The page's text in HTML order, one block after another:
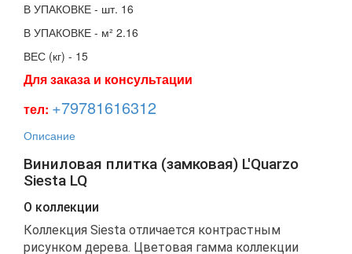
В УПАКОВКЕ - шт. 16
В УПАКОВКЕ - м² 2.16
ВЕС (кг) - 15
Для заказа и консультации
тел: +79781616312
Описание
Виниловая плитка (замковая) L'Quarzo
Siesta LQ
О коллекции
Коллекция Siesta отличается контрастным
рисунком дерева. Цветовая гамма коллекции